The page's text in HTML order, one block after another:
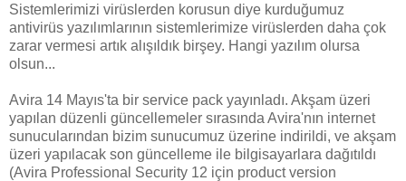
Sistemlerimizi virüslerden korusun diye kurduğumuz
antivirüs yazılımlarının sistemlerimize virüslerden daha çok
zarar vermesi artık alışıldık birşey. Hangi yazılım olursa
olsun...
Avira 14 Mayıs'ta bir service pack yayınladı. Akşam üzeri
yapılan düzenli güncellemeler sırasında Avira'nın internet
sunucularından bizim sunucumuz üzerine indirildi, ve akşam
üzeri yapılacak son güncelleme ile bilgisayarlara dağıtıldı
(Avira Professional Security 12 için product version